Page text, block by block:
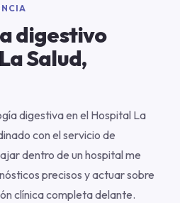
digestivo
Salud,
digestiva en el Hospital La
con el servicio de
dentro de un hospital me
precisos y actuar sobre
clínica completa delante.